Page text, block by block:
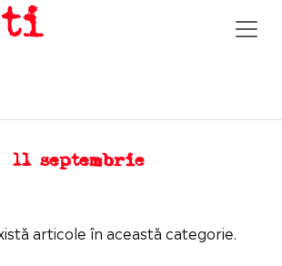
11 septembrie
articole în această categorie.